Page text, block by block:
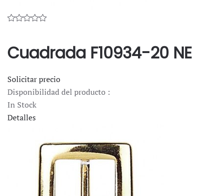
Cuadrada F10934-20 NE
Solicitar precio
Disponibilidad del producto :
In Stock
Detalles